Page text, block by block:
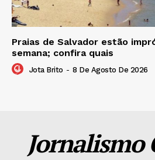
Praias de Salvador estão
semana; confira quais
Jota Brito - 8 De Agosto De 2026
Jornalismo